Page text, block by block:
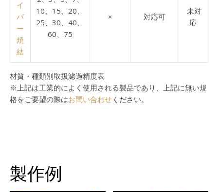
イ
バ
ー
焼
結
10、15、20、
25、30、40、
60、75
× 対応可
未対
応
材質・種類別取扱濾過精度表
※上記は工業的によく使用される製品であり、上記に無い規
格をご要望の際はお問い合わせ ください。
製作例